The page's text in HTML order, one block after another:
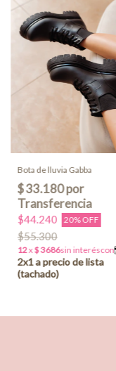
Bota de lluvia Gabba
$44.240 20% OFF
$55.300